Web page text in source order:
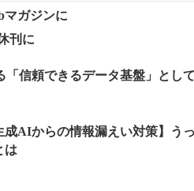
マガジンに
刊に